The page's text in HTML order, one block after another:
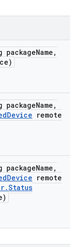
packageName ,
packageName ,
Device remote
packageName ,
Device remote
.Status